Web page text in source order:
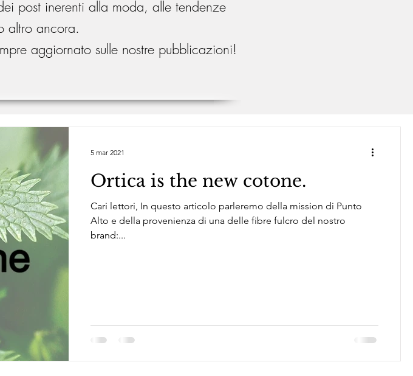
post inerenti alla moda, alle tendenze
altro ancora.
aggiornato sulle nostre pubblicazioni!
Ortica is the new cotone.
Cari lettori, In questo articolo parleremo della mission di Punto
Alto e della provenienza di una delle fibre fulcro del nostro
brand:...
5 mar 2021